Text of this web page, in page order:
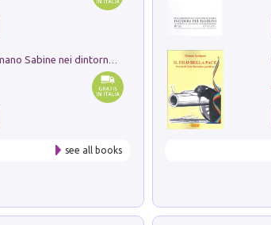
see all books